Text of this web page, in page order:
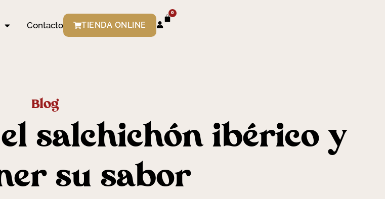
Contacto TIENDA ONLINE
0
Blog
salchichón ibérico y
su sabor